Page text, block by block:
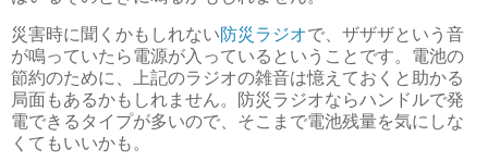
災害時に聞くかもしれない防災ラジオで、ザザザという音
が鳴っていたら電源が入っているということです。電池の
節約のために、上記のラジオの雑音は憶えておくと助かる
局面もあるかもしれません。防災ラジオならハンドルで発
電できるタイプが多いので、そこまで電池残量を気にしな
くてもいいかも。